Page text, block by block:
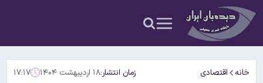
خانه اقتصادی زمان انتشار:۱۸ اردیبهشت ۱۴۰۴ ۱۷:۱۷